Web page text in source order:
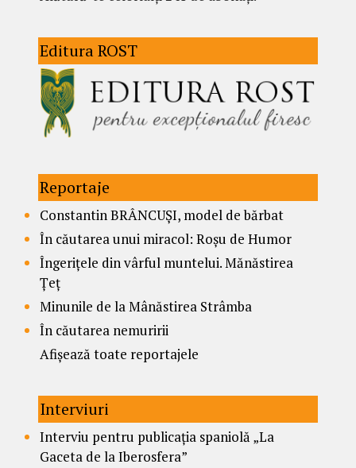
Editura ROST
Reportaje
Constantin BRÂNCUȘI, model de bărbat
În căutarea unui miracol: Roșu de Humor
Îngerițele din vârful muntelui. Mănăstirea
Țeț
Minunile de la Mânăstirea Strâmba
În căutarea nemuririi
Afișează toate reportajele
Interviuri
Interviu pentru publicația spaniolă „La
Gaceta de la Iberosfera”